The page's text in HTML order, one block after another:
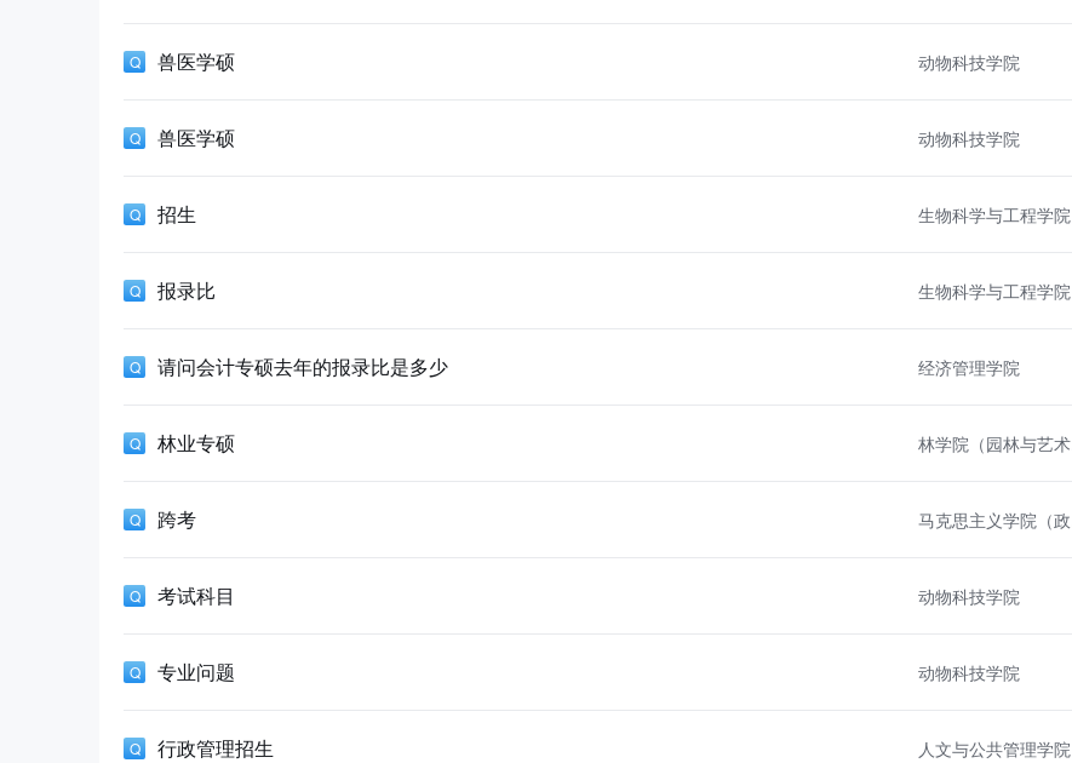
兽医学硕 动物科技学院
兽医学硕 动物科技学院
招生 生物科学与工程学院
报录比 生物科学与工程学院
请问会计专硕去年的报录比是多少 经济管理学院
林业专硕
跨考
考试科目 动物科技学院
专业问题 动物科技学院
行政管理招生 人文与公共管理学院